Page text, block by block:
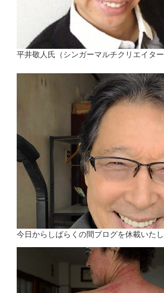
平井敬人氏（シンガーマルチクリエイター
今日からしばらくの間ブログを休載いたし